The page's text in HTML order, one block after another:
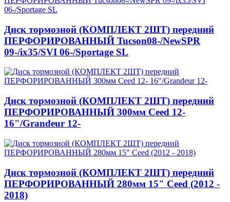
Диск тормозной (КОМПЛЕКТ 2ШТ) передний
ПЕРФОРИРОВАННЫЙ Tucson08-/NewSPR
09-/ix35/SVI 06-/Sportage SL
Диск тормозной (КОМПЛЕКТ 2ШТ) передний
ПЕРФОРИРОВАННЫЙ 300мм Ceed 12-
16"/Grandeur 12-
Диск тормозной (КОМПЛЕКТ 2ШТ) передний
ПЕРФОРИРОВАННЫЙ 280мм 15" Ceed (2012 -
2018)